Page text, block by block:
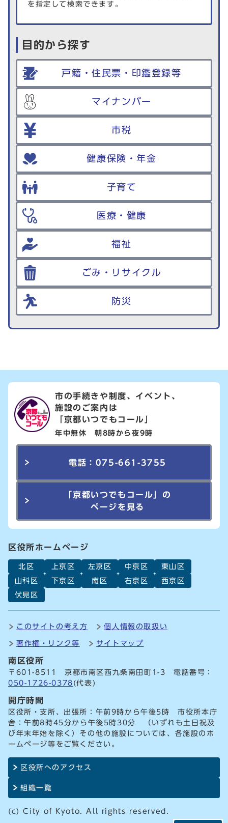
を指定して検索できます。
目的から探す
戸籍・住民票・印鑑登録等
マイナンバー
市税
健康保険・年金
子育て
医療・健康
福祉
ごみ・リサイクル
防災
市の手続きや制度、イベント、
施設のご案内は
「京都いつでもコール」
年中無休 朝8時から夜9時
電話：075-661-3755
「京都いつでもコール」の
ページを見る
区役所ホームページ
北区 上京区 左京区 中京区
東山区
山科区
下京区 南区 右京区
西京区
伏見区
このサイトの考え方 個人情報の取扱い
著作権・リンク等 サイトマップ
南区役所
〒601-8511 京都市南区西九条南田町1-3 電話番号：
050-1726-0378 (代表)
開庁時間
区役所・支所、出張所：午前9時から午後5時 市役所本庁
舎：午前8時45分から午後5時30分 （いずれも土日祝及
び年末年始を除く）その他の施設については、各施設のホ
ームページ等をご覧ください。
区役所へのアクセス
組織一覧
(c) City of Kyoto. All rights reserved.